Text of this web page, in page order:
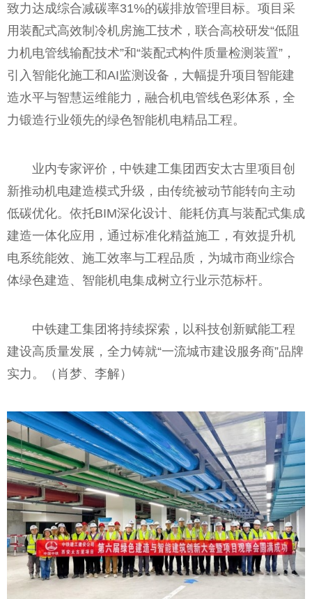
致力达成综合减碳率31%的碳排放管理目标。项目采
用装配式高效制冷机房施工技术，联合高校研发“低阻
力机电管线输配技术”和“装配式构件质量检测装置”，
引入智能化施工和AI监测设备，大幅提升项目智能建
造水平与智慧运维能力，融合机电管线色彩体系，全
力锻造行业领先的绿色智能机电精品工程。
业内专家评价，中铁建工集团西安太古里项目创
新推动机电建造模式升级，由传统被动节能转向主动
低碳优化。依托BIM深化设计、能耗仿真与装配式集成
建造一体化应用，通过标准化精益施工，有效提升机
电系统能效、施工效率与工程品质，为城市商业综合
体绿色建造、智能机电集成树立行业示范标杆。
中铁建工集团将持续探索，以科技创新赋能工程
建设高质量发展，全力铸就“一流城市建设服务商”品牌
实力。（肖梦、李解）